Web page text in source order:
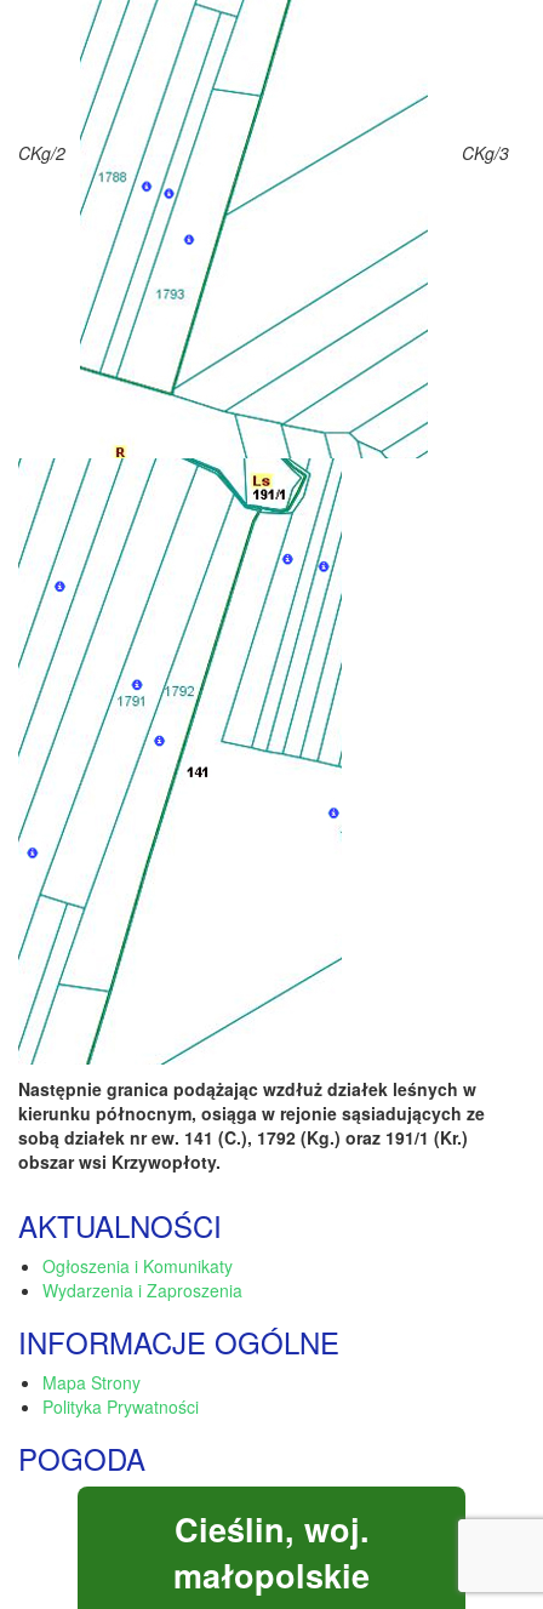
CKg/2 CKg/3
Następnie granica podążając wzdłuż działek leśnych w
kierunku północnym, osiąga w rejonie sąsiadujących ze
sobą działek nr ew. 141 (C.), 1792 (Kg.) oraz 191/1 (Kr.)
obszar wsi Krzywopłoty.
AKTUALNOŚCI
Ogłoszenia i Komunikaty
Wydarzenia i Zaproszenia
INFORMACJE OGÓLNE
Mapa Strony
Polityka Prywatności
POGODA
Cieślin, woj.
małopolskie